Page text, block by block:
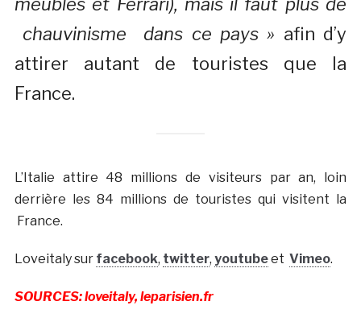
chauvinisme dans ce pays » afin d’y
attirer autant de touristes que la
France.
L’Italie attire 48 millions de visiteurs par an, loin
derrière les 84 millions de touristes qui visitent la
France.
Loveitaly sur facebook, twitter, youtubeet Vimeo.
SOURCES: loveitaly, leparisien.fr